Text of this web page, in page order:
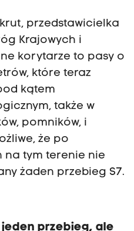
przedstawicielka
Krajowych i
korytarze to pasy o
które teraz
kątem
także w
pomników, i
że po
na tym terenie nie
żaden przebieg S7.
przebieg, ale